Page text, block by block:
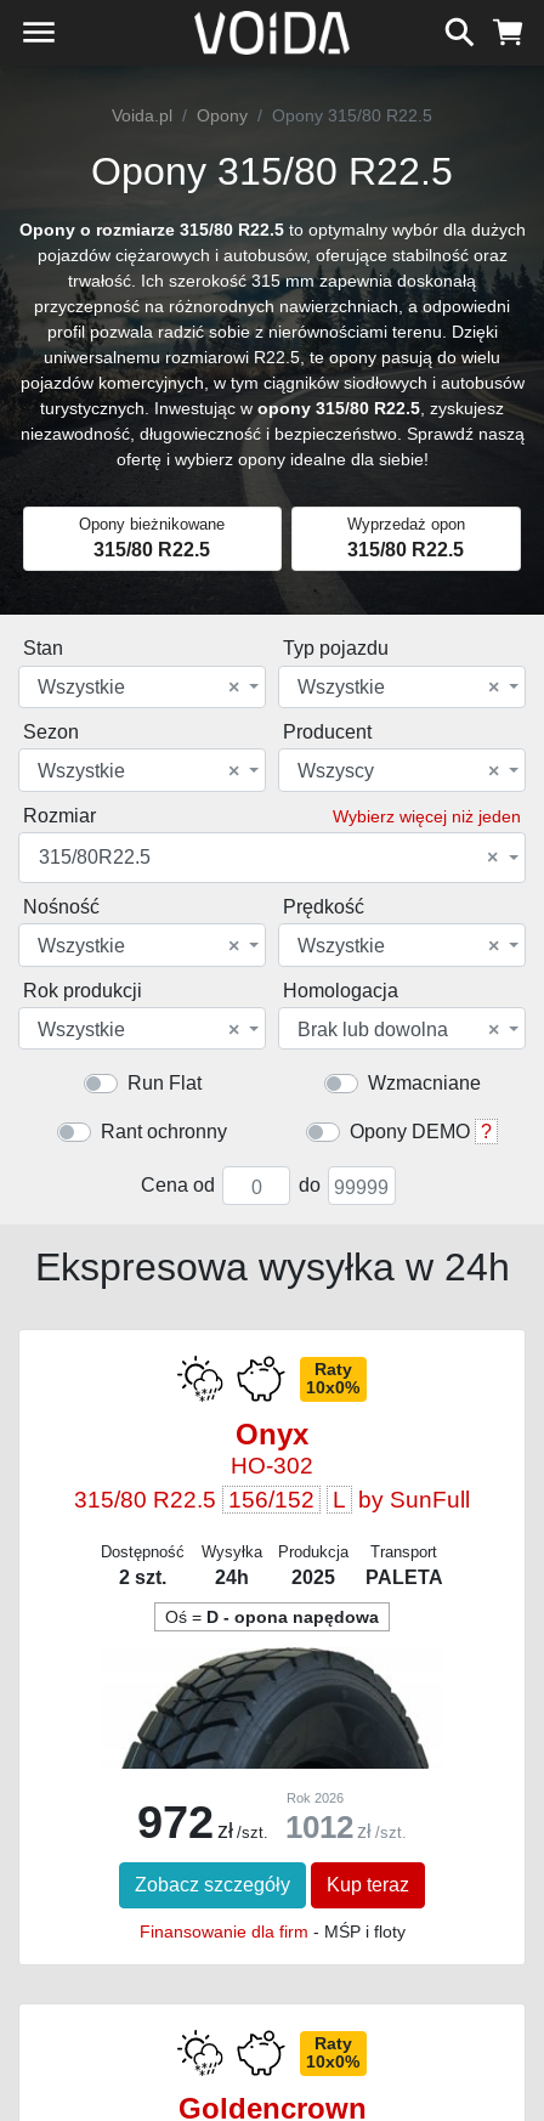
Voida.pl Opony Opony 315/80 R22.5
Opony 315/80 R22.5
Opony o rozmiarze 315/80 R22.5to optymalny wybór dla dużych
pojazdów ciężarowych i autobusów, oferujące stabilność oraz
trwałość. Ich szerokość 315 mm zapewnia doskonałą
przyczepność na różnorodnych nawierzchniach, a odpowiedni
profil pozwala radzić sobie z nierównościami terenu. Dzięki
uniwersalnemu rozmiarowi R22.5, te opony pasują do wielu
pojazdów komercyjnych, w tym ciągników siodłowych i autobusów
turystycznych. Inwestując w opony 315/80 R22.5 , zyskujesz
niezawodność, długowieczność i bezpieczeństwo. Sprawdź naszą
ofertę i wybierz opony idealne dla siebie!
Opony bieżnikowane
315/80 R22.5
Wyprzedaż opon
315/80 R22.5
Stan
×
Wszystkie
Typ pojazdu
×
Wszystkie
Sezon
×
Wszystkie
Producent
×
Wszyscy
Rozmiar Wybierz więcej niż jeden
×
315/80R22.5
Nośność
×
Wszystkie
Prędkość
×
Wszystkie
Rok produkcji
×
Wszystkie
Homologacja
×
Brak lub dowolna
Run Flat Wzmacniane
Rant ochronny Opony DEMO ?
Cena od do
Ekspresowa wysyłka w 24h
Raty
10x0%
Onyx
HO-302
315/80 R22.5 156/152 L by SunFull
Dostępność
2 szt.
Wysyłka
24h
Produkcja
2025
Transport
PALETA
Oś = D - opona napędowa
972 zł /szt.
Rok 2026
1012 zł /szt.
Zobacz szczegóły Kup teraz
Finansowanie dla firm - MŚP i floty
Raty
10x0%
Goldencrown